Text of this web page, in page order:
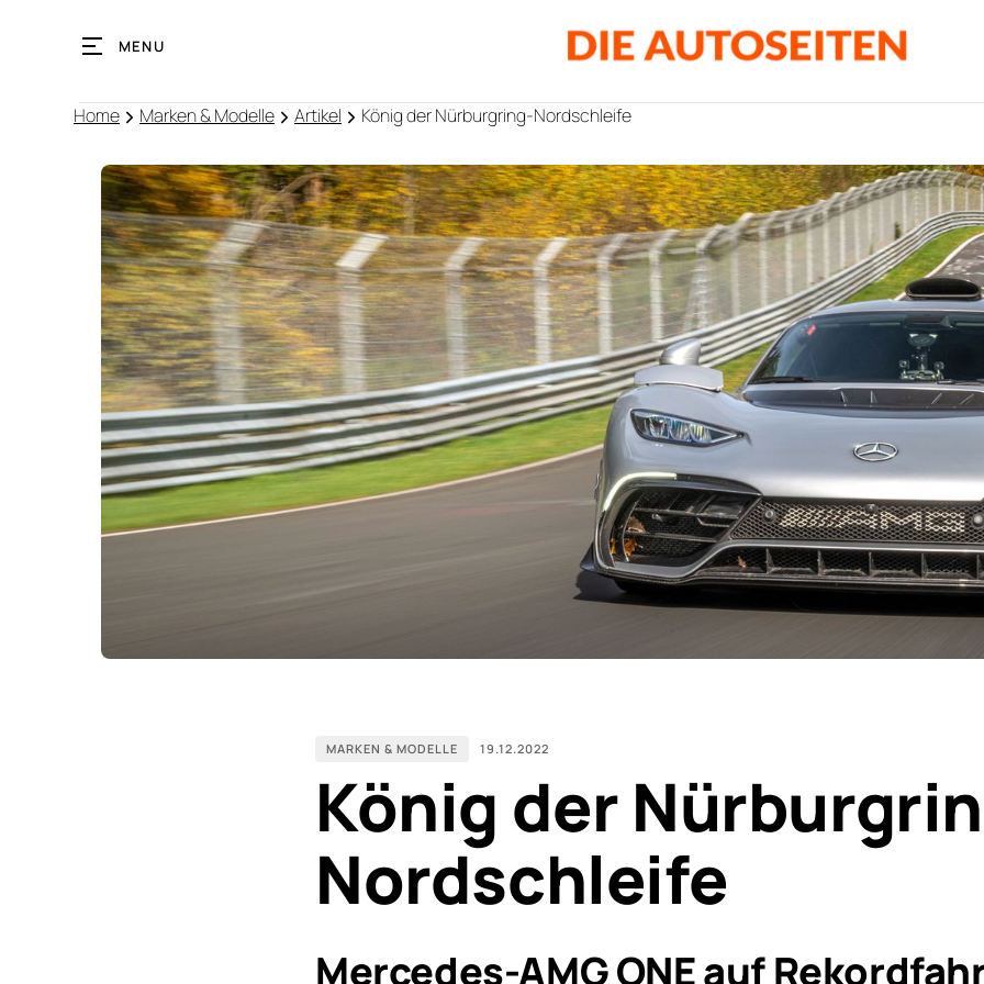
MENU
Home Marken & Modelle Artikel König der Nürburgring-Nordschleife
MARKEN & MODELLE 19.12.2022
König der
Nordschleife
Mercedes-AMG ONE auf